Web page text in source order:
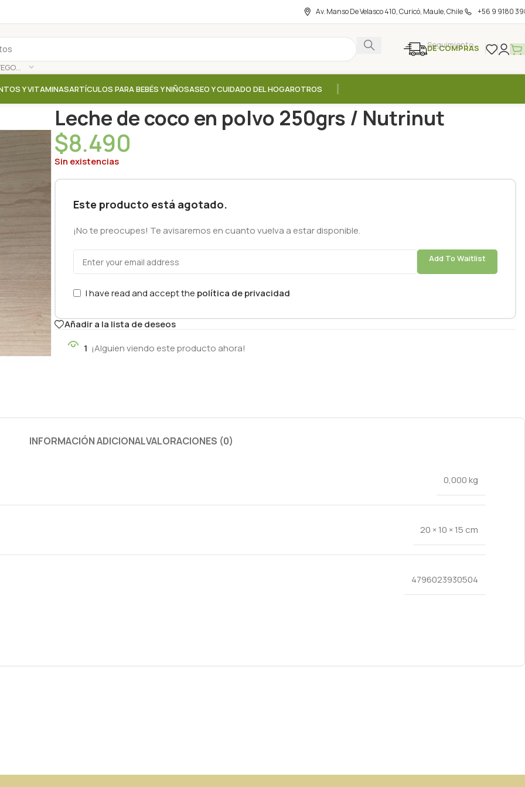
Av. Manso De Velasco 410, Curicó, Maule, Chile +56 9 9180
SELECCIONAR CATEGORÍA
Seguimiento
DE COMPRAS
Y VITAMINASARTÍCULOS PARA BEBÉS Y NIÑOSASEO Y CUIDADO DEL HOGAROTROS
Leche de coco en polvo 250grs / Nutrinut
$8.490
Sin existencias
Este producto está agotado.
¡No te preocupes! Te avisaremos en cuanto vuelva a estar disponible.
Add To Waitlist
I have read and accept the política de privacidad
Añadir a la lista de deseos
1 ¡Alguien viendo este producto ahora!
INFORMACIÓN ADICIONALVALORACIONES (0)
0,000 kg
20 × 10 × 15 cm
4796023930504